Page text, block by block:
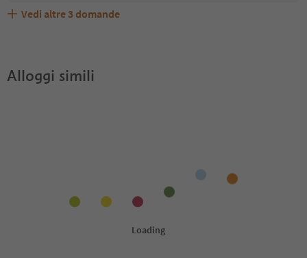
Landgasthof Steger accetta animali domestici?
Quali servizi/attività sono disponibili presso
Gli ospiti di Landgasthof Steger ricevono l'Alto Adige
Vedi altre 3 domande
Alloggi simili